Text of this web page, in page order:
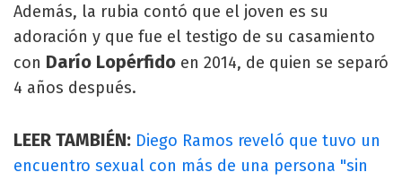
Además, la rubia contó que el joven es su
adoración y que fue el testigo de su casamiento
con Darío Lopérfido en 2014, de quien se separó
4 años después.
LEER TAMBIÉN: Diego Ramos reveló que tuvo un
encuentro sexual con más de una persona "sin